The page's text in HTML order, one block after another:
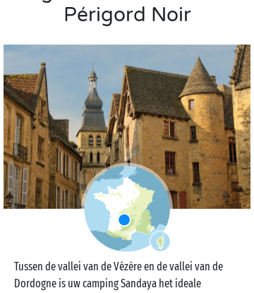
Périgord Noir
Tussen de vallei van de Vézère en de vallei van de
Dordogne is uw camping Sandaya het ideale